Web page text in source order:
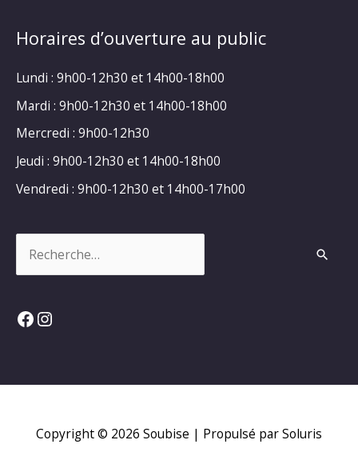
Horaires d’ouverture au public
Lundi : 9h00-12h30 et 14h00-18h00
Mardi : 9h00-12h30 et 14h00-18h00
Mercredi : 9h00-12h30
Jeudi : 9h00-12h30 et 14h00-18h00
Vendredi : 9h00-12h30 et 14h00-17h00
Facebook
Instagram
Copyright © 2026 Soubise | Propulsé par Soluris